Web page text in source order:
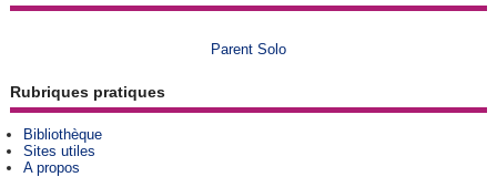
Parent Solo
Rubriques pratiques
Bibliothèque
Sites utiles
A propos